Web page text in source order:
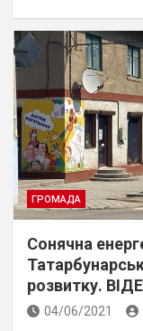
ГРОМАДА
Сонячна
розвитку.
04/06/2021